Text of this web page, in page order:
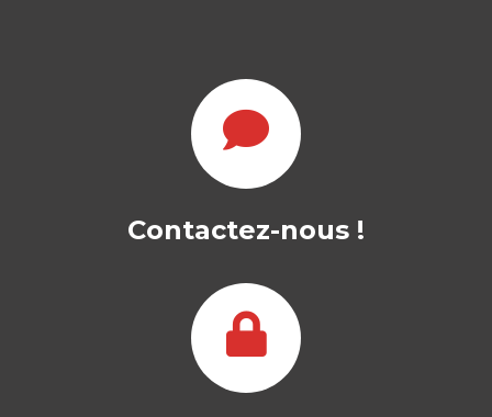
Contactez-nous !